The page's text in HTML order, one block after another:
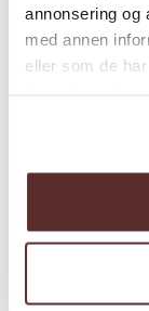
annonsering og
med annen
eller som de